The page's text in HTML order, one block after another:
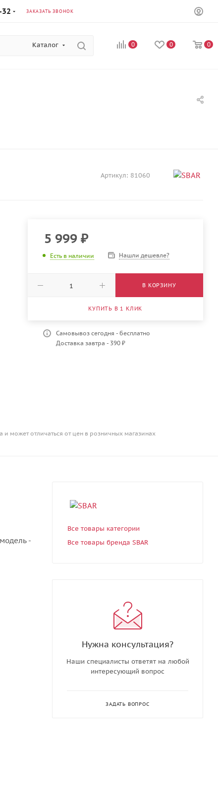
ЗАКАЗАТЬ ЗВОНОК
Каталог 0 0 0
Артикул: 81060
5 999₽
Есть в наличии Нашли дешевле?
В КОРЗИНУ
КУПИТЬ В 1 КЛИК
Самовывоз сегодня - бесплатно
Доставка завтра - 390 ₽
и может отличаться от цен в розничных магазинах
-
Все товары категории
Все товары бренда SBAR
Нужна консультация?
Наши специалисты ответят на любой
интересующий вопрос
ЗАДАТЬ ВОПРОС